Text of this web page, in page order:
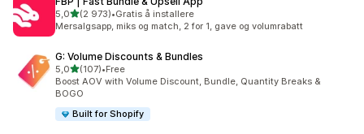
5,0av 5 stjerner
(2 973)
Totalt 2973 omtaler
•Gratis å installere
Mersalgsapp, miks og match, 2 for 1, gave og volumrabatt
G: Volume Discounts & Bundles
5,0av 5 stjerner
(107)
Totalt 107 omtaler
•Free
Boost AOV with Volume Discount, Bundle, Quantity Breaks &
BOGO
Built for Shopify